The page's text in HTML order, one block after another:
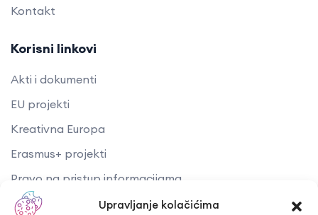
Upravljanje kolačićima
Kontakt
Korisni linkovi
Akti i dokumenti
EU projekti
Kreativna Europa
Erasmus+ projekti
​​​​​​​Pravo na pristup informacijama
Arhiva objava